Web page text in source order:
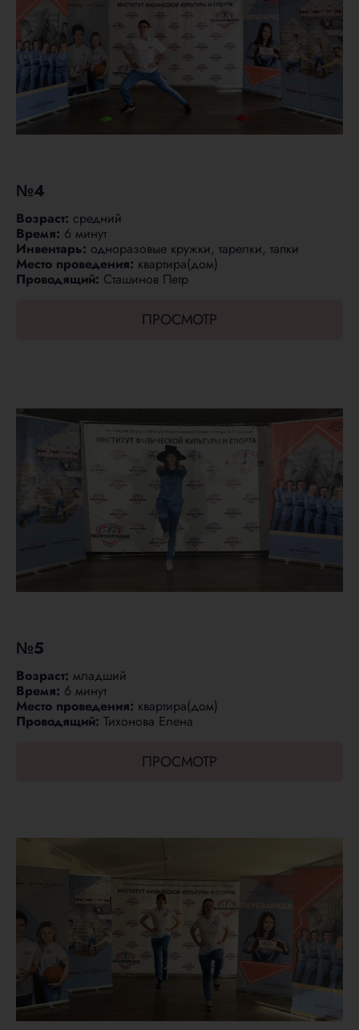
№4
Возраст: средний
Время: 6 минут
Инвентарь: одноразовые кружки, тарелки, тапки
Место проведения: квартира(дом)
Проводящий: Сташинов Петр
ПРОСМОТР
№5
Возраст: младший
Время: 6 минут
Место проведения: квартира(дом)
Проводящий: Тихонова Елена
ПРОСМОТР